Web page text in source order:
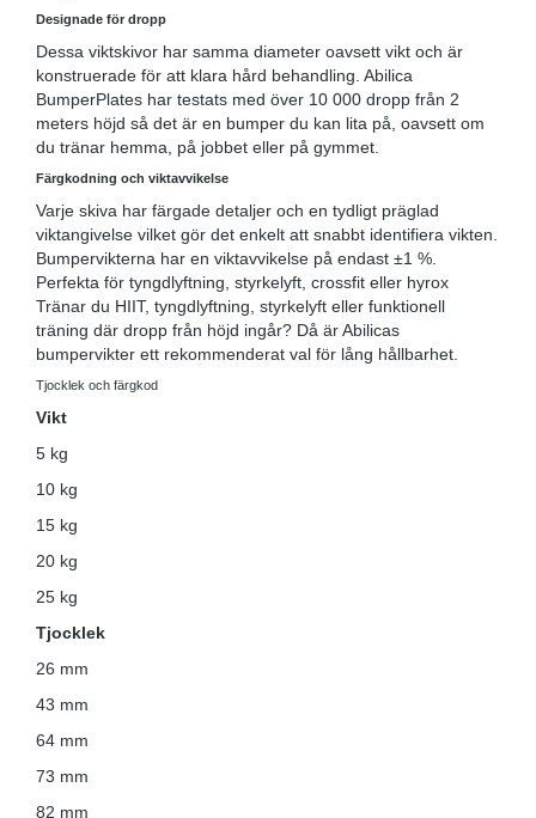
Designade för dropp
Dessa viktskivor har samma diameter oavsett vikt och är
konstruerade för att klara hård behandling. Abilica
BumperPlates har testats med över 10 000 dropp från 2
meters höjd så det är en bumper du kan lita på, oavsett om
du tränar hemma, på jobbet eller på gymmet.
Färgkodning och viktavvikelse
Varje skiva har färgade detaljer och en tydligt präglad
viktangivelse vilket gör det enkelt att snabbt identifiera vikten.
Bumpervikterna har en viktavvikelse på endast ±1 %.
Perfekta för tyngdlyftning, styrkelyft, crossfit eller hyrox
Tränar du HIIT, tyngdlyftning, styrkelyft eller funktionell
träning där dropp från höjd ingår? Då är Abilicas
bumpervikter ett rekommenderat val för lång hållbarhet.
Tjocklek och färgkod
Vikt
5 kg
10 kg
15 kg
20 kg
25 kg
Tjocklek
26 mm
43 mm
64 mm
73 mm
82 mm